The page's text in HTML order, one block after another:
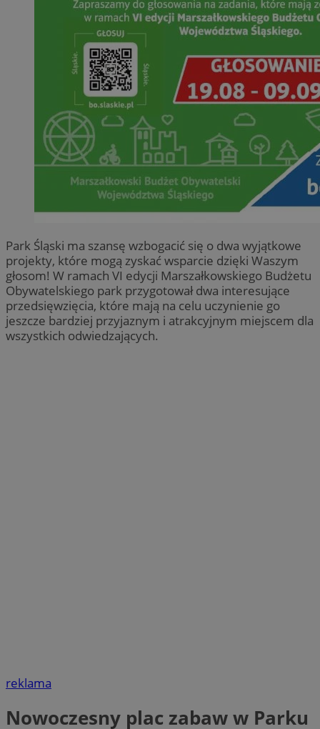
Park Śląski ma szansę wzbogacić się o dwa wyjątkowe
projekty, które mogą zyskać wsparcie dzięki Waszym
głosom! W ramach VI edycji Marszałkowskiego Budżetu
Obywatelskiego park przygotował dwa interesujące
przedsięwzięcia, które mają na celu uczynienie go
jeszcze bardziej przyjaznym i atrakcyjnym miejscem dla
wszystkich odwiedzających.
reklama
Nowoczesny plac zabaw w Parku